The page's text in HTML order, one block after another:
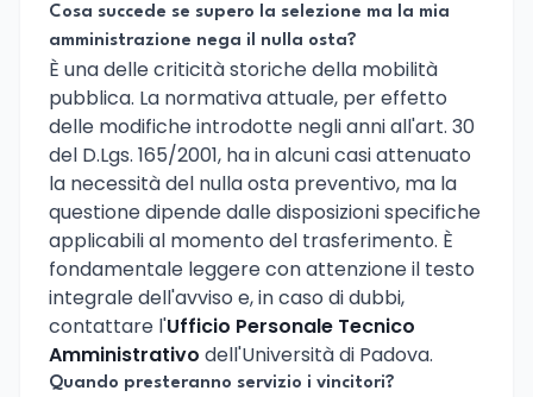
Cosa succede se supero la selezione ma la mia
amministrazione nega il nulla osta?
È una delle criticità storiche della mobilità
pubblica. La normativa attuale, per effetto
delle modifiche introdotte negli anni all'art. 30
del D.Lgs. 165/2001, ha in alcuni casi attenuato
la necessità del nulla osta preventivo, ma la
questione dipende dalle disposizioni specifiche
applicabili al momento del trasferimento. È
fondamentale leggere con attenzione il testo
integrale dell'avviso e, in caso di dubbi,
contattare l'Ufficio Personale Tecnico
Amministrativo dell'Università di Padova.
Quando presteranno servizio i vincitori?